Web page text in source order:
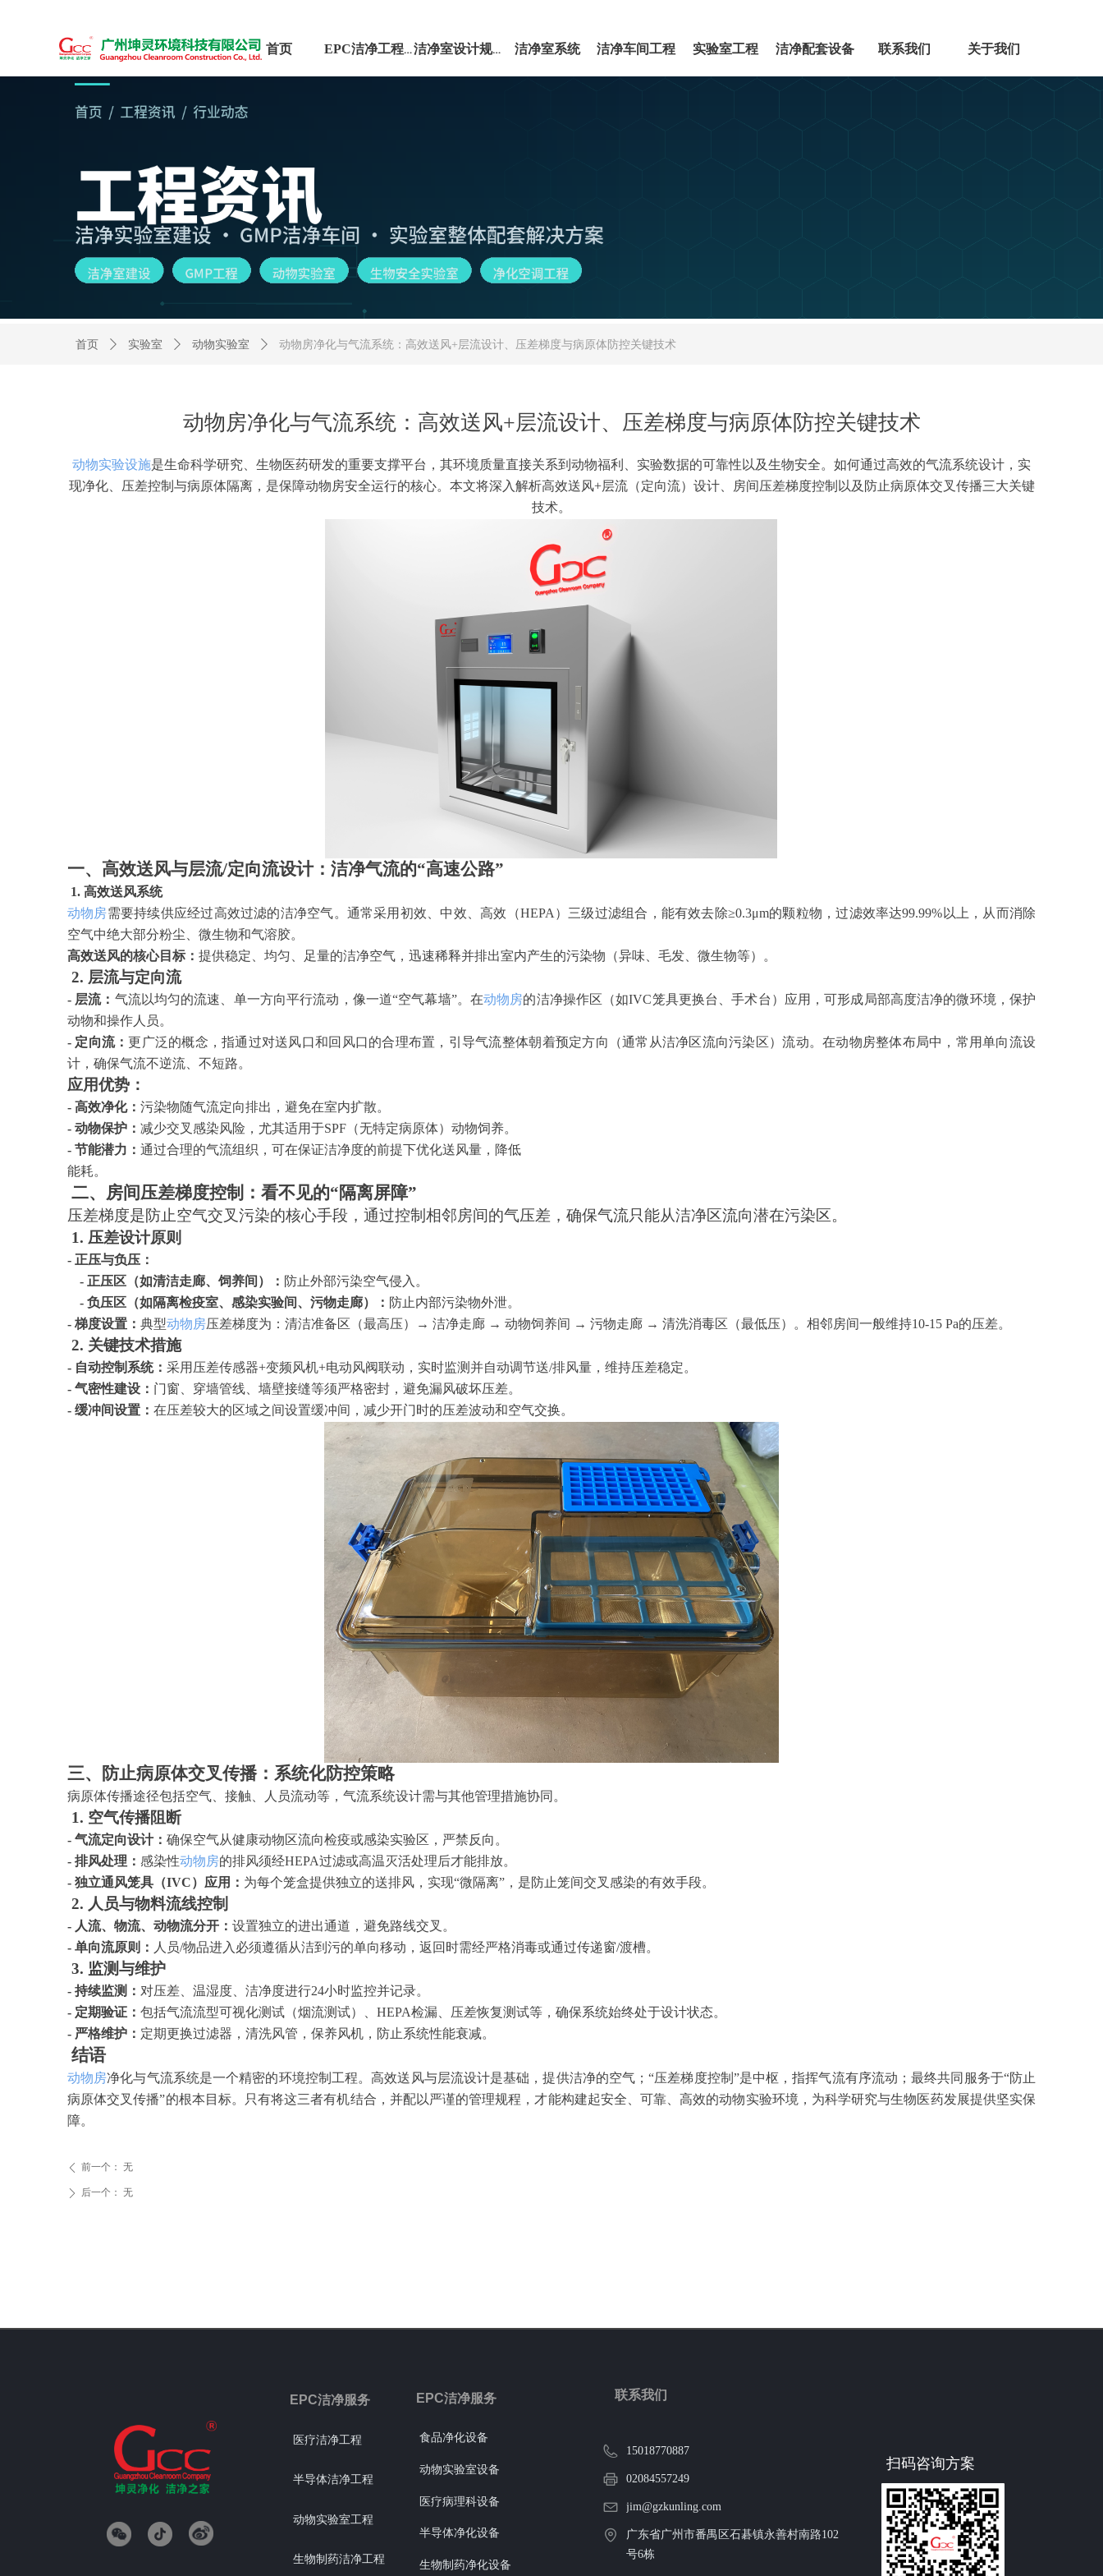
首页 EPC洁净工程服务 洁净室设计规范 洁净室系统 洁净车间工程 实验室工程 洁净配套设备 联系我们 关于我们
动物房净化与气流系统：高效送风+层流设计、压差梯度与病原体防控关键技术
动物实验设施是生命科学研究、生物医药研发的重要支撑平台，其环境质量直接关系到动物福利、实验数据的可靠性以及生物安全。如何通过高效的气流系统设计，实
现净化、压差控制与病原体隔离，是保障动物房安全运行的核心。本文将深入解析高效送风+层流（定向流）设计、房间压差梯度控制以及防止病原体交叉传播三大关键
技术。
一、高效送风与层流/定向流设计：洁净气流的“高速公路”
1. 高效送风系统
动物房需要持续供应经过高效过滤的洁净空气。通常采用初效、中效、高效（HEPA）三级过滤组合，能有效去除≥0.3μm的颗粒物，过滤效率达99.99%以上，从而消除
空气中绝大部分粉尘、微生物和气溶胶。
高效送风的核心目标： 提供稳定、均匀、足量的洁净空气，迅速稀释并排出室内产生的污染物（异味、毛发、微生物等）。
2. 层流与定向流
- 层流： 气流以均匀的流速、单一方向平行流动，像一道“空气幕墙”。在动物房的洁净操作区（如IVC笼具更换台、手术台）应用，可形成局部高度洁净的微环境，保护
动物和操作人员。
- 定向流：更广泛的概念，指通过对送风口和回风口的合理布置，引导气流整体朝着预定方向（通常从洁净区流向污染区）流动。在动物房整体布局中，常用单向流设
计，确保气流不逆流、不短路。
应用优势：
- 高效净化： 污染物随气流定向排出，避免在室内扩散。
- 动物保护： 减少交叉感染风险，尤其适用于SPF（无特定病原体）动物饲养。
- 节能潜力： 通过合理的气流组织，可在保证洁净度的前提下优化送风量，降低
能耗。
二、房间压差梯度控制：看不见的“隔离屏障”
压差梯度是防止空气交叉污染的核心手段，通过控制相邻房间的气压差，确保气流只能从洁净区流向潜在污染区。
1. 压差设计原则
- 正压与负压：
- 正压区（如清洁走廊、饲养间）： 防止外部污染空气侵入。
- 负压区（如隔离检疫室、感染实验间、污物走廊）： 防止内部污染物外泄。
- 梯度设置： 典型动物房压差梯度为：清洁准备区（最高压） → 洁净走廊 → 动物饲养间 → 污物走廊 → 清洗消毒区（最低压）。相邻房间一般维持10-15 Pa的压差。
2. 关键技术措施
- 自动控制系统： 采用压差传感器+变频风机+电动风阀联动，实时监测并自动调节送/排风量，维持压差稳定。
- 气密性建设： 门窗、穿墙管线、墙壁接缝等须严格密封，避免漏风破坏压差。
- 缓冲间设置： 在压差较大的区域之间设置缓冲间，减少开门时的压差波动和空气交换。
三、防止病原体交叉传播：系统化防控策略
病原体传播途径包括空气、接触、人员流动等，气流系统设计需与其他管理措施协同。
1. 空气传播阻断
- 气流定向设计： 确保空气从健康动物区流向检疫或感染实验区，严禁反向。
- 排风处理： 感染性动物房的排风须经HEPA过滤或高温灭活处理后才能排放。
- 独立通风笼具（IVC）应用： 为每个笼盒提供独立的送排风，实现“微隔离”，是防止笼间交叉感染的有效手段。
2. 人员与物料流线控制
- 人流、物流、动物流分开： 设置独立的进出通道，避免路线交叉。
- 单向流原则： 人员/物品进入必须遵循从洁到污的单向移动，返回时需经严格消毒或通过传递窗/渡槽。
3. 监测与维护
- 持续监测： 对压差、温湿度、洁净度进行24小时监控并记录。
- 定期验证： 包括气流流型可视化测试（烟流测试）、 HEPA检漏、压差恢复测试等，确保系统始终处于设计状态。
- 严格维护： 定期更换过滤器，清洗风管，保养风机，防止系统性能衰减。
结语
动物房净化与气流系统是一个精密的环境控制工程。高效送风与层流设计是基础，提供洁净的空气；“压差梯度控制”是中枢，指挥气流有序流动；最终共同服务于“防止
病原体交叉传播”的根本目标。只有将这三者有机结合，并配以严谨的管理规程，才能构建起安全、可靠、高效的动物实验环境，为科学研究与生物医药发展提供坚实保
障。
首页 ꄲ 实验室 ꄲ 动物实验室 ꄲ 动物房净化与气流系统：高效送风+层流设计、压差梯度与病原体防控关键技术
ꄴ 前一个： 无
ꄲ 后一个： 无
扫码咨询方案
EPC洁净服务
医疗洁净工程
半导体洁净工程
动物实验室工程
生物制药洁净工程
食品净化设备
动物实验室设备
医疗病理科设备
半导体净化设备
生物制药净化设备
EPC洁净服务
15018770887
02084557249
jim@gzkunling.com
广东省广州市番禺区石碁镇永善村南路102
号6栋
联系我们